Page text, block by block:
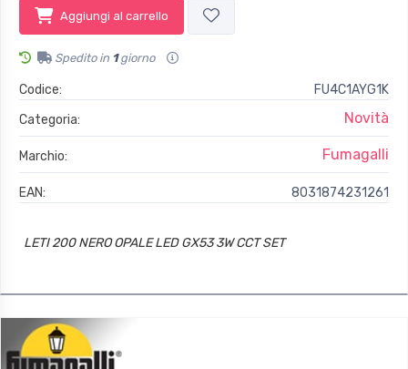
Aggiungi al carrello
Spedito in 1giorno
Codice:
FU4C1AYG1K
Categoria:
Novità
Marchio: Fumagalli
EAN: 8031874231261
LETI 200 NERO OPALE LED GX53 3W CCT SET